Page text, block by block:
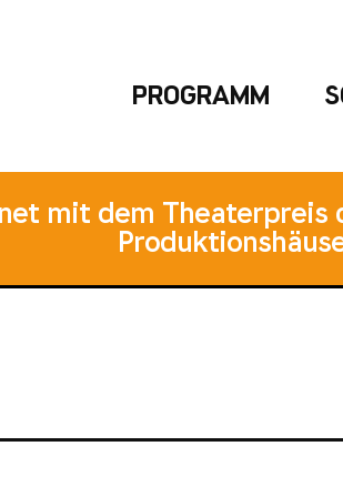
PROGRAMM
mit dem